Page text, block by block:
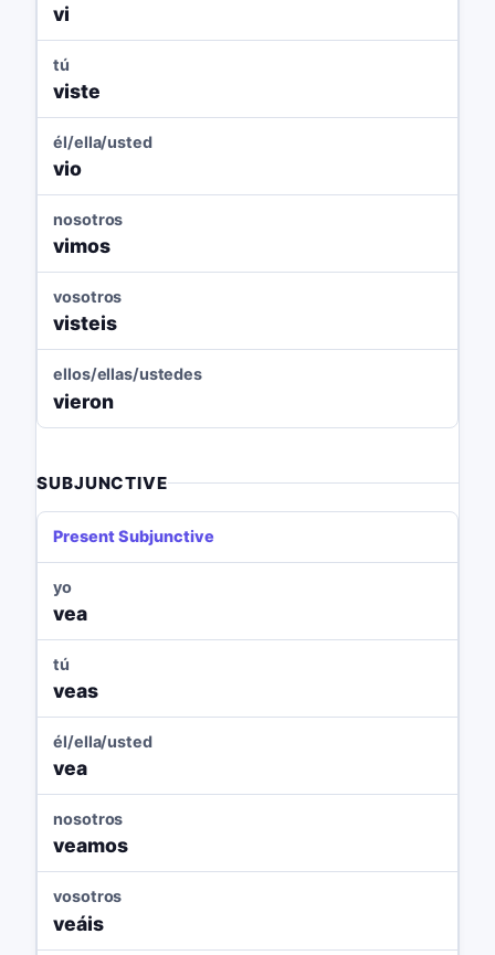
vi
tú
viste
él/ella/usted
vio
nosotros
vimos
vosotros
visteis
ellos/ellas/ustedes
vieron
SUBJUNCTIVE
Present Subjunctive
yo
vea
tú
veas
él/ella/usted
vea
nosotros
veamos
vosotros
veáis